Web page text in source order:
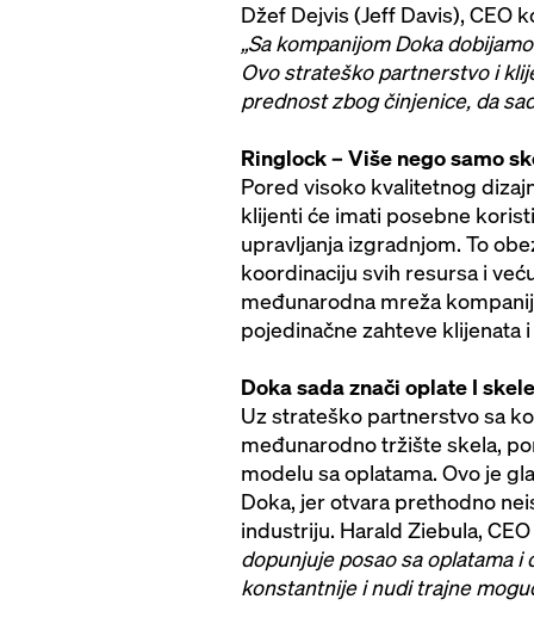
Džef Dejvis (Jeff Davis), CEO
„Sa kompanijom Doka
Ovo strateško partnerstvo i
prednost zbog činjenice, da
Ringlock – Više nego samo
Pored visoko kvalitetnog
klijenti će imati posebne
upravljanja izgradnjom. To
koordinaciju svih resursa i
međunarodna mreža
pojedinačne zahteve klijenata
Doka sada znači oplate I skele
Uz strateško partnerstvo sa
međunarodno tržište skela,
modelu sa oplatama. Ovo je
Doka, jer otvara prethodno
industriju. Harald Ziebula,
dopunjuje posao sa oplatama i
konstantnije i nudi trajne